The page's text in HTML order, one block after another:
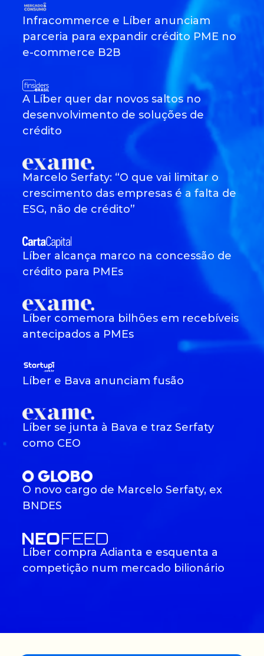
Infracommerce e Líber anunciam
parceria para expandir crédito PME no
e-commerce B2B
A Líber quer dar novos saltos no
desenvolvimento de soluções de
crédito
Marcelo Serfaty: “O que vai limitar o
crescimento das empresas é a falta de
ESG, não de crédito”
Líber alcança marco na concessão de
crédito para PMEs
Líber comemora bilhões em recebíveis
antecipados a PMEs
Líber e Bava anunciam fusão
Líber se junta à Bava e traz Serfaty
como CEO
O novo cargo de Marcelo Serfaty, ex
BNDES
Líber compra Adianta e esquenta a
competição num mercado bilionário